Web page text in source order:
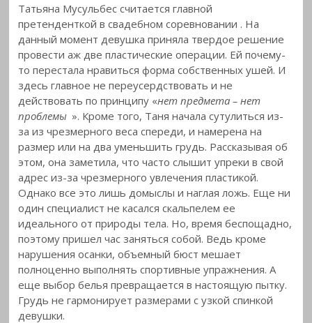
Татьяна Мусульбес считается главной
претенденткой в свадебном соревновании . На
данный момент девушка приняла твердое решение
провести аж две пластические операции. Ей почему-
то перестала нравиться форма собственных ушей. И
здесь главное не переусердствовать и не
действовать по принципу «нет предмета – нет
проблемы ». Кроме того, Таня начала сутулиться из-
за из чрезмерного веса спереди, и намерена на
размер или на два уменьшить грудь. Рассказывая об
этом, она заметила, что часто слышит упреки в свой
адрес из-за чрезмерного увлечения пластикой.
Однако все это лишь домыслы и наглая ложь. Еще ни
один специалист не касался скальпелем ее
идеального от природы тела. Но, время беспощадно,
поэтому пришел час заняться собой. Ведь кроме
нарушения осанки, объемный бюст мешает
полноценно выполнять спортивные упражнения. А
еще выбор белья превращается в настоящую пытку.
Грудь не гармонирует размерами с узкой спинкой
девушки.